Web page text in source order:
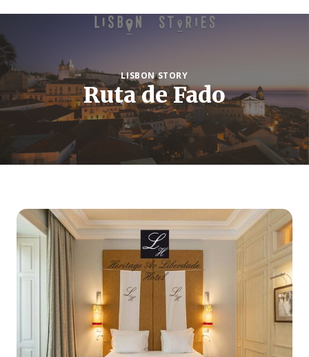
LISBON STORY
Ruta de Fado